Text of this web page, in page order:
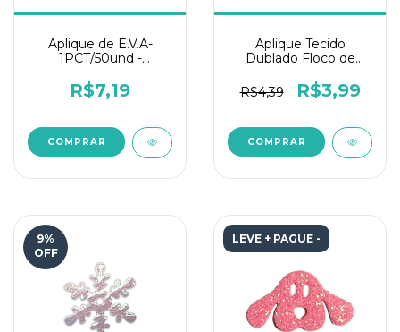
Aplique de E.V.A-
1PCT/50und -
Laranja
R$7,19
Aplique Tecido
Dublado Floco de
1PCT/50und-Rosa
R$4,39 R$3,99
9%
OFF
LEVE + PAGUE -